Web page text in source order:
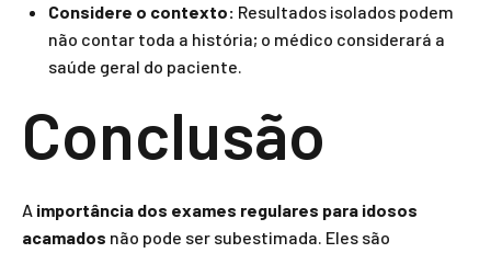
Considere o contexto: Resultados isolados podem
não contar toda a história; o médico considerará a
saúde geral do paciente.
Conclusão
A importância dos exames regulares para idosos
acamados não pode ser subestimada. Eles são